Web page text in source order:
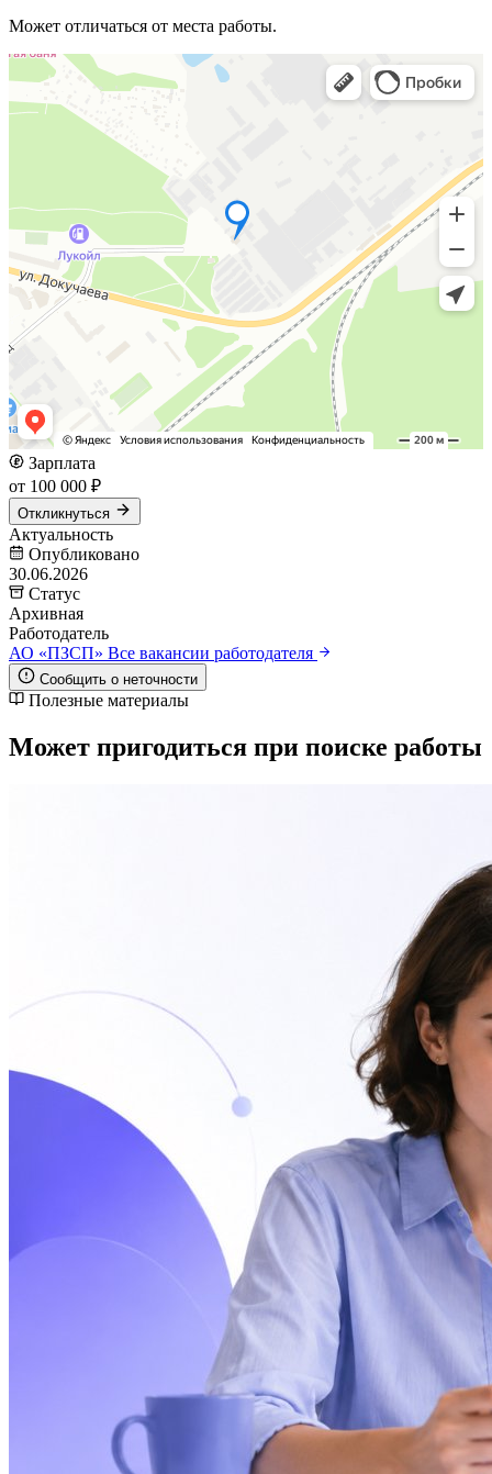
Может отличаться от места работы.
Зарплата
от 100 000 ₽
Откликнуться
Актуальность
Опубликовано
30.06.2026
Статус
Архивная
Работодатель
АО «ПЗСП» Все вакансии работодателя
Сообщить о неточности
Полезные материалы
Может пригодиться при поиске работы